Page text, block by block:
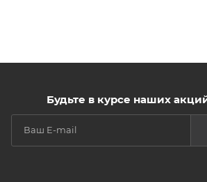
Будьте в курсе наших